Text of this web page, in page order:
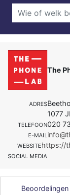
The
ADRES
1077
TELEFOON020
E-MAIL
WEBSITE
SOCIAL MEDIA
Beoordelingen